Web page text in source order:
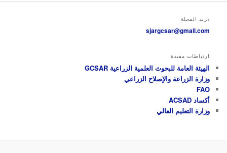
بريد المجلة
sjargcsar@gmail.com
ارتباطات مفيدة
الهيئة العامة للبحوث العلمية الزراعية GCSAR
وزارة الزراعة والإصلاح الزراعي
FAO
أكساد ACSAD
وزارة التعليم العالي